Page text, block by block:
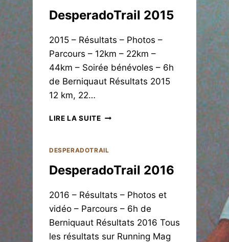
0
4
DesperadoTrail 2015
2015 – Résultats – Photos –
Parcours – 12km – 22km –
44km – Soirée bénévoles – 6h
de Berniquaut Résultats 2015
12 km, 22…
LIRE LA SUITED
P
R
D
T
R
A
DESPERADOTRAIL
DesperadoTrail 2016
2016 – Résultats – Photos et
vidéo – Parcours – 6h de
Berniquaut Résultats 2016 Tous
les résultats sur Running Mag